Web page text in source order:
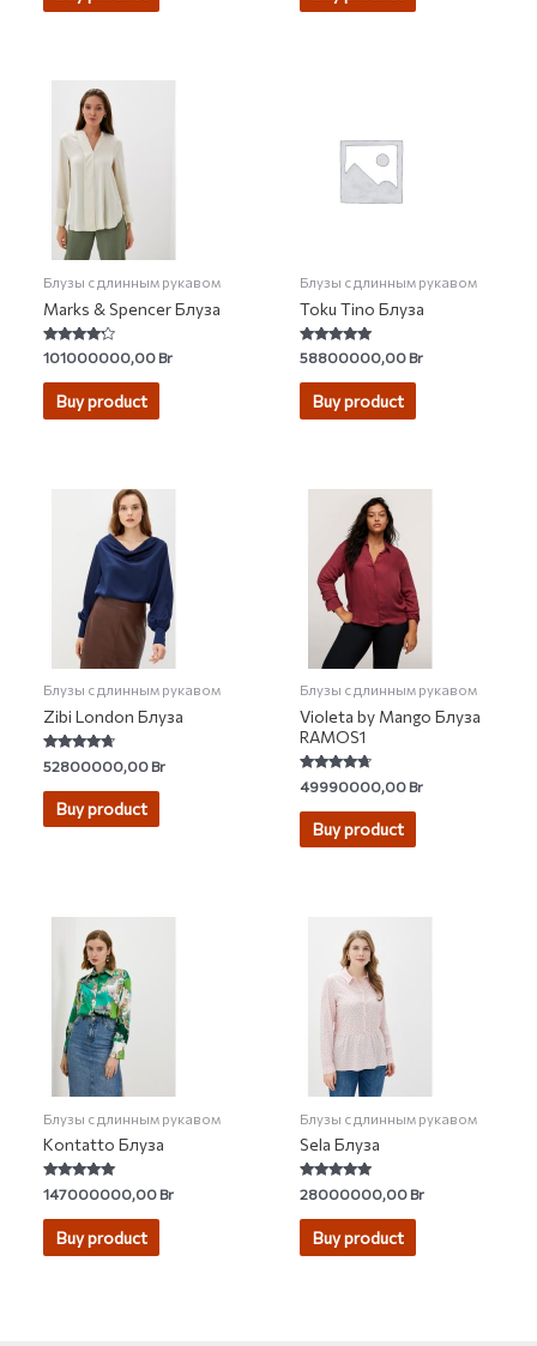
Блузы с длинным рукавом
Marks & Spencer Блуза
Rated
4.00
out of 5
101000000,00Br
Buy product
Блузы с длинным рукавом
Toku Tino Блуза
Rated
4.87
out of 5
58800000,00Br
Buy product
Блузы с длинным рукавом
Zibi London Блуза
Rated
4.50
out of 5
52800000,00Br
Buy product
Блузы с длинным рукавом
Violeta by Mango Блуза
RAMOS1
Rated
4.50
out of 5
49990000,00Br
Buy product
Блузы с длинным рукавом
Kontatto Блуза
Rated
5.00
out of 5
147000000,00Br
Buy product
Блузы с длинным рукавом
Sela Блуза
Rated
4.71
out of 5
28000000,00Br
Buy product